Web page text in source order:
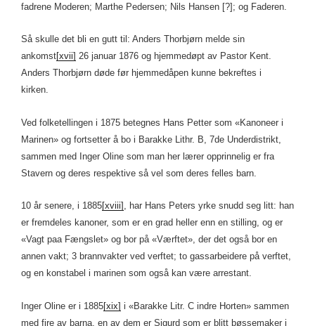
fadrene Moderen; Marthe Pedersen; Nils Hansen [?]; og Faderen.
Så skulle det bli en gutt til: Anders Thorbjørn melde sin
ankomst[xvii] 26 januar 1876 og hjemmedøpt av Pastor Kent.
Anders Thorbjørn døde før hjemmedåpen kunne bekreftes i
kirken.
Ved folketellingen i 1875 betegnes Hans Petter som «Kanoneer i
Marinen» og fortsetter å bo i Barakke Lithr. B, 7de Underdistrikt,
sammen med Inger Oline som man her lærer opprinnelig er fra
Stavern og deres respektive så vel som deres felles barn.
10 år senere, i 1885[xviii] , har Hans Peters yrke snudd seg litt: han
er fremdeles kanoner, som er en grad heller enn en stilling, og er
«Vagt paa Fængslet» og bor på «Værftet», der det også bor en
annen vakt; 3 brannvakter ved verftet; to gassarbeidere på verftet,
og en konstabel i marinen som også kan være arrestant.
Inger Oline er i 1885[xix] i «Barakke Litr. C indre Horten» sammen
med fire av barna, en av dem er Sigurd som er blitt bøssemaker i